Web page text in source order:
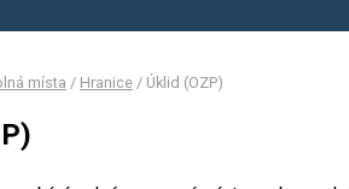
místa / Hranice / Úklid (OZP)